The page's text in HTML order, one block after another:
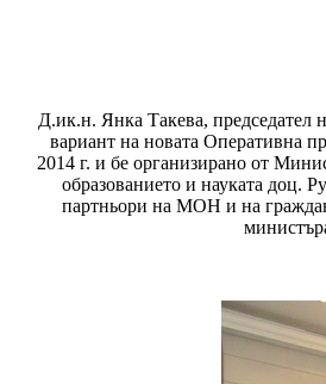
Д.ик.н. Янка Такева, председател
вариант на новата Оперативна
2014 г. и бе организирано от
образованието и науката доц.
партньори на МОН и на